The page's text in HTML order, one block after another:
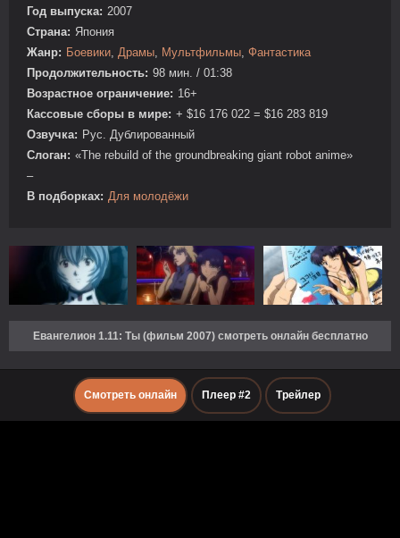
Год выпуска: 2007
Страна: Япония
Жанр: Боевики, Драмы, Мультфильмы, Фантастика
Продолжительность: 98 мин. / 01:38
Возрастное ограничение: 16+
Кассовые сборы в мире: + $16 176 022 = $16 283 819
Озвучка: Рус. Дублированный
Слоган: «The rebuild of the groundbreaking giant robot anime»
–
В подборках: Для молодёжи
Евангелион 1.11: Ты (фильм 2007) смотреть онлайн бесплатно
Смотреть онлайн Плеер #2 Трейлер